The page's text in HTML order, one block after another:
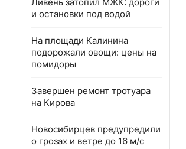
и остановки под водой
На площади Калинина
подорожали овощи: цены на
помидоры
Завершен ремонт тротуара
на Кирова
Новосибирцев предупредили
о грозах и ветре до 16 м/с